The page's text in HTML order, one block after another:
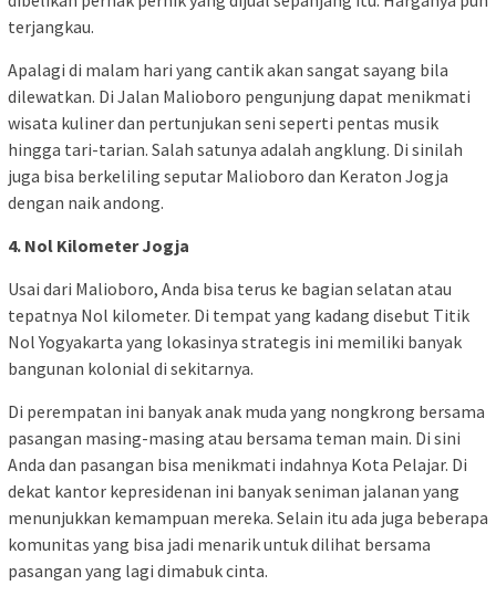
terjangkau.
Apalagi di malam hari yang cantik akan sangat sayang bila
dilewatkan. Di Jalan Malioboro pengunjung dapat menikmati
wisata kuliner dan pertunjukan seni seperti pentas musik
hingga tari-tarian. Salah satunya adalah angklung. Di sinilah
juga bisa berkeliling seputar Malioboro dan Keraton Jogja
dengan naik andong.
4. Nol Kilometer Jogja
Usai dari Malioboro, Anda bisa terus ke bagian selatan atau
tepatnya Nol kilometer. Di tempat yang kadang disebut Titik
Nol Yogyakarta yang lokasinya strategis ini memiliki banyak
bangunan kolonial di sekitarnya.
Di perempatan ini banyak anak muda yang nongkrong bersama
pasangan masing-masing atau bersama teman main. Di sini
Anda dan pasangan bisa menikmati indahnya Kota Pelajar. Di
dekat kantor kepresidenan ini banyak seniman jalanan yang
menunjukkan kemampuan mereka. Selain itu ada juga beberapa
komunitas yang bisa jadi menarik untuk dilihat bersama
pasangan yang lagi dimabuk cinta.